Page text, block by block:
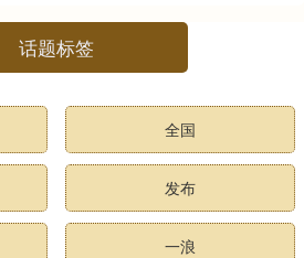
话题标签
全国
发布
一浪